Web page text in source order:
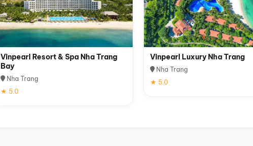
Vinpearl Resort & Spa Nha Trang
Bay
Nha Trang
★ 5.0
Vinpearl Luxury Nha Trang
Nha Trang
★ 5.0